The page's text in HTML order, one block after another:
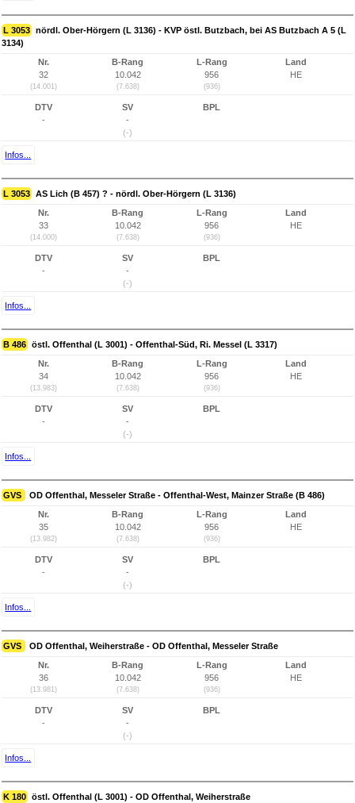
L 3053 nördl. Ober-Hörgern (L 3136) - KVP östl. Butzbach, bei AS Butzbach A 5 (L
3134)
Nr.
32
(14.001)
B-Rang
10.042
(7.638)
L-Rang
956
(936)
Land
HE
DTV
-
SV
-
(-)
BPL
Infos...
L 3053 AS Lich (B 457) ? - nördl. Ober-Hörgern (L 3136)
Nr.
33
(14.000)
B-Rang
10.042
(7.638)
L-Rang
956
(936)
Land
HE
DTV
-
SV
-
(-)
BPL
Infos...
B 486 östl. Offenthal (L 3001) - Offenthal-Süd, Ri. Messel (L 3317)
Nr.
34
(13.983)
B-Rang
10.042
(7.638)
L-Rang
956
(936)
Land
HE
DTV
-
SV
-
(-)
BPL
Infos...
GVS OD Offenthal, Messeler Straße - Offenthal-West, Mainzer Straße (B 486)
Nr.
35
(13.982)
B-Rang
10.042
(7.638)
L-Rang
956
(936)
Land
HE
DTV
-
SV
-
(-)
BPL
Infos...
GVS OD Offenthal, Weiherstraße - OD Offenthal, Messeler Straße
Nr.
36
(13.981)
B-Rang
10.042
(7.638)
L-Rang
956
(936)
Land
HE
DTV
-
SV
-
(-)
BPL
Infos...
K 180 östl. Offenthal (L 3001) - OD Offenthal, Weiherstraße